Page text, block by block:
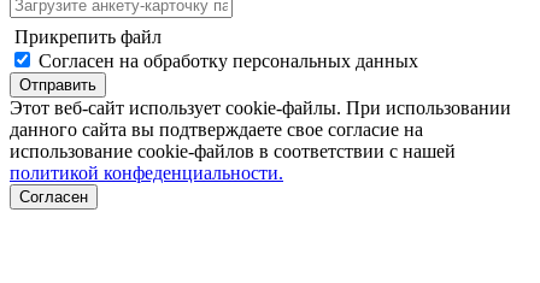
Прикрепить файл
Согласен на обработку персональных данных
Отправить
Этот веб-сайт использует cookie-файлы. При использовании
данного сайта вы подтверждаете свое согласие на
использование cookie-файлов в соответствии с нашей
политикой конфеденциальности.
Согласен